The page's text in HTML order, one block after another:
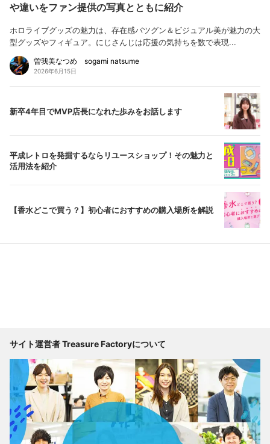
や違いをファン提供の写真とともに紹介
ホロライブグッズの魅力は、存在感バツグン＆ビジュアル美が魅力の大
型グッズやフィギュア。にじさんじは応援の気持ちを数で表現...
曽我美なつめ sogami natsume
2026年6月15日
新卒4年目でMVP店長になれた歩みをお話します
平成レトロを発掘するならリユースショップ！その魅力と
活用法を紹介
【香水どこで買う？】初心者におすすめの購入場所を解説
サイト運営者 Treasure Factoryについて